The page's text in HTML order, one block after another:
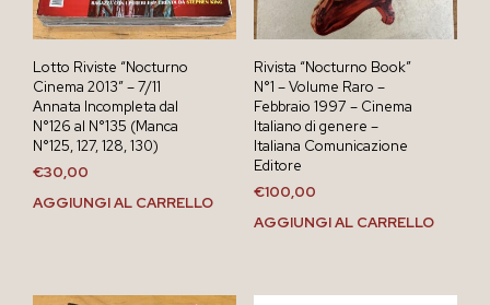
Lotto Riviste “Nocturno
Cinema 2013” – 7/11
Annata Incompleta dal
N°126 al N°135 (Manca
N°125, 127, 128, 130)
€30,00
AGGIUNGI AL CARRELLO
Rivista “Nocturno Book”
N°1 – Volume Raro –
Febbraio 1997 – Cinema
Italiano di genere –
Italiana Comunicazione
Editore
€100,00
AGGIUNGI AL CARRELLO